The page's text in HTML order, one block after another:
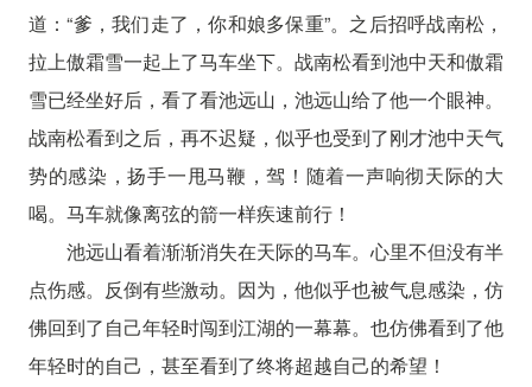
道：“爹，我们走了，你和娘多保重”。之后招呼战南松，
拉上傲霜雪一起上了马车坐下。战南松看到池中天和傲霜
雪已经坐好后，看了看池远山，池远山给了他一个眼神。
战南松看到之后，再不迟疑，似乎也受到了刚才池中天气
势的感染，扬手一甩马鞭，驾！随着一声响彻天际的大
喝。马车就像离弦的箭一样疾速前行！
池远山看着渐渐消失在天际的马车。心里不但没有半
点伤感。反倒有些激动。因为，他似乎也被气息感染，仿
佛回到了自己年轻时闯到江湖的一幕幕。也仿佛看到了他
年轻时的自己，甚至看到了终将超越自己的希望！